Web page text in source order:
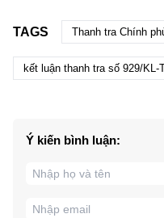
TAGS Thanh tra Chính
kết luận thanh tra số 929/KL-
Ý kiến bình luận: